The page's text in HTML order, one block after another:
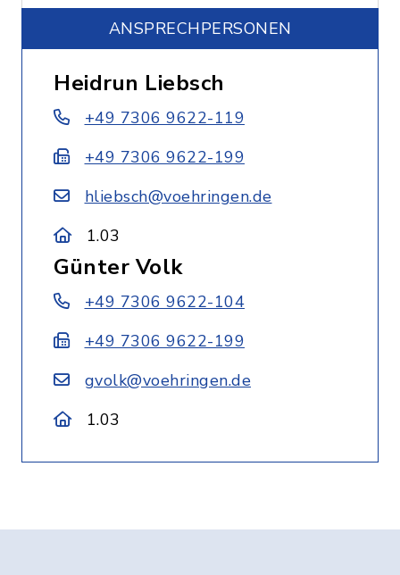
ANSPRECHPERSONEN
Heidrun Liebsch
+49 7306 9622-119
+49 7306 9622-199
hliebsch@voehringen.de
1.03
Günter Volk
+49 7306 9622-104
+49 7306 9622-199
gvolk@voehringen.de
1.03